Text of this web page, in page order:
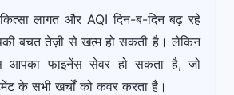
लागत और AQI दिन-ब-दिन बढ़ रहे
बचत तेज़ी से खत्म हो सकती है। लेकिन
आपका फाइनेंस सेवर हो सकता है, जो
के सभी खर्चों को कवर करता है।